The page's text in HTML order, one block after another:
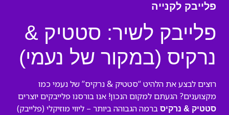
פלייבק לקנייה
פלייבק לשיר: סטטיק &
נרקיס (במקור של נעמי)
רוצים לבצע את הלהיט “סטטיק & נרקיס” של נעמי כמו
מקצוענים? הגעתם למקום הנכון! אנו בורסנו פלייבקים יוצרים
סטטיק & נרקיס ברמה הגבוהה ביותר – ליווי מוזיקלי (פלייבק)